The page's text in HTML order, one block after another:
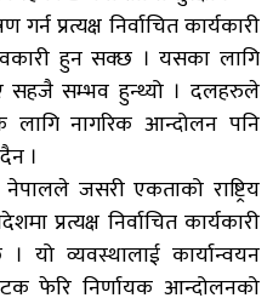
प्रत्यक्ष निर्वाचित कार्यकारी
हुन सक्छ । यसका लागि
सहजै सम्भव हुन्थ्यो । दलहरुले
नागरिक आन्दोलन पनि
।
जसरी एकताको राष्ट्रिय
प्रत्यक्ष निर्वाचित कार्यकारी
यो व्यवस्थालाई कार्यान्वयन
फेरि निर्णायक आन्दोलनको